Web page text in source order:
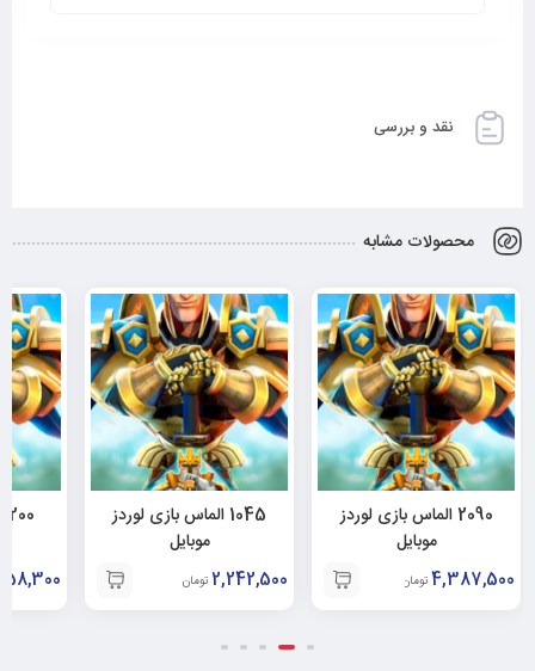
نقد و بررسی
محصولات مشابه
2090 الماس بازی لوردز
موبایل
4,387,500 تومان
1045 الماس بازی لوردز
موبایل
2,242,500 تومان